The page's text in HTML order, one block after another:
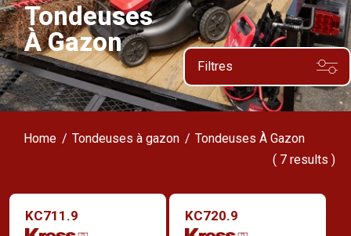
Tondeuses
À Gazon
Filtres
Home Tondeuses à gazon
Tondeuses À Gazon
( 7 results )
KC711.9 KC720.9